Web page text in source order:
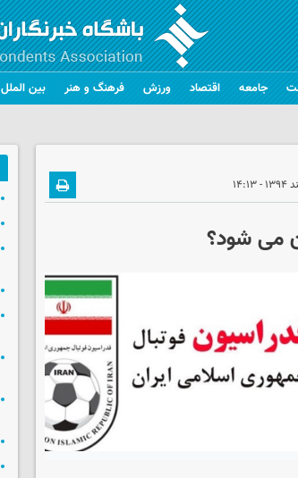
جامعه اقتصاد ورزش فرهنگ و هنر بین الملل
می شود؟